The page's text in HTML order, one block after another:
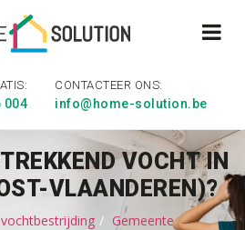
004
CONTACTEER ONS:
info@home-solution.be
VOCHT IN
VLAANDEREN)?
Gemeente